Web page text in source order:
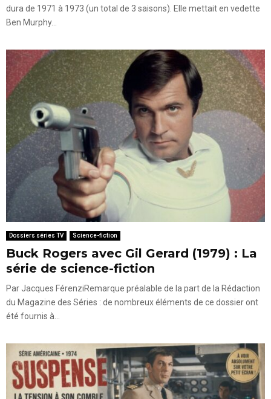
dura de 1971 à 1973 (un total de 3 saisons). Elle mettait en vedette
Ben Murphy...
Dossiers séries TV Science-fiction
Buck Rogers avec Gil Gerard (1979) : La
série de science-fiction
Par Jacques FérenziRemarque préalable de la part de la Rédaction
du Magazine des Séries : de nombreux éléments de ce dossier ont
été fournis à...